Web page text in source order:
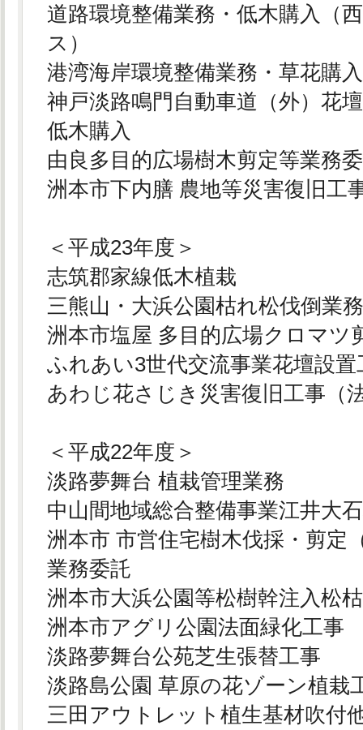
道路環境整備業務・低木購入（
ス）
港湾海岸環境整備業務・草花購入
神戸淡路鳴門自動車道（外）花
低木購入
由良多目的広場樹木剪定等業務
洲本市下内膳 農地等災害復旧工
＜平成23年度＞
志筑郡家線低木植栽
三熊山・大浜公園枯れ松伐倒業
洲本市塩屋 多目的広場クロマツ
ふれあい3世代交流事業花壇設置
あわじ花さじき災害復旧工事（
＜平成22年度＞
淡路夢舞台 植栽管理業務
中山間地域総合整備事業江井大
洲本市 市営住宅樹木伐採・剪定
業務委託
洲本市大浜公園等松樹幹注入松
洲本市アグリ公園法面緑化工事
淡路夢舞台公苑芝生張替工事
淡路島公園 草原の花ゾーン植栽
三田アウトレット植生基材吹付